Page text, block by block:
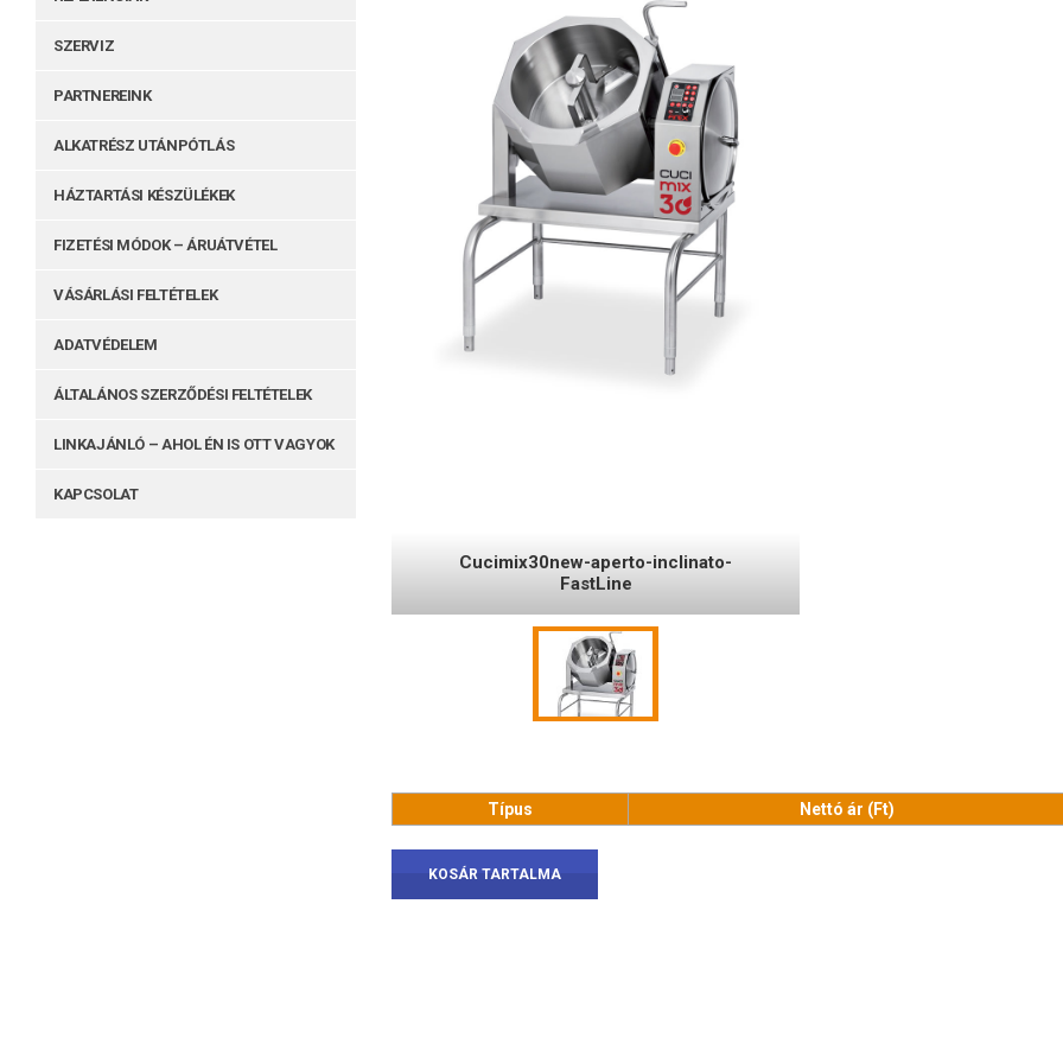
Cucimix30new-aperto-inclinato-
FastLine
Típus Nettó ár (Ft)
KOSÁR TARTALMA
SZERVIZ
PARTNEREINK
ALKATRÉSZ UTÁNPÓTLÁS
HÁZTARTÁSI KÉSZÜLÉKEK
FIZETÉSI MÓDOK – ÁRUÁTVÉTEL
VÁSÁRLÁSI FELTÉTELEK
ADATVÉDELEM
ÁLTALÁNOS SZERZŐDÉSI FELTÉTELEK
LINKAJÁNLÓ – AHOL ÉN IS OTT VAGYOK
KAPCSOLAT